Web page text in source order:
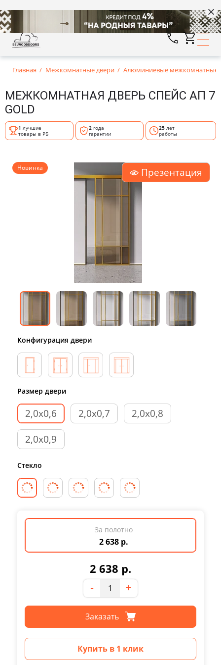
Главная Межкомнатные двери Алюминиевые межкомнатные
МЕЖКОМНАТНАЯ ДВЕРЬ СПЕЙС АП 7
GOLD
1 лучшие
товары в РБ
2года
гарантии
25 лет
работы
Презентация
Новинка
Конфигурация двери
Размер двери
2,0х0,6 2,0х0,7
2,0х0,8
2,0х0,9
Стекло
2 638 р.
Количество
- +
За полотно
2 638 р.
Заказать
Купить в 1 клик